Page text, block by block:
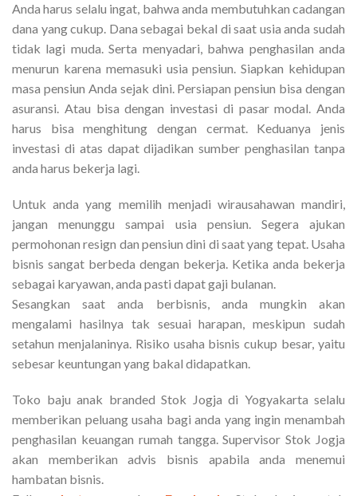
Anda harus selalu ingat, bahwa anda membutuhkan cadangan
dana yang cukup. Dana sebagai bekal di saat usia anda sudah
tidak lagi muda. Serta menyadari, bahwa penghasilan anda
menurun karena memasuki usia pensiun. Siapkan kehidupan
masa pensiun Anda sejak dini. Persiapan pensiun bisa dengan
asuransi. Atau bisa dengan investasi di pasar modal. Anda
harus bisa menghitung dengan cermat. Keduanya jenis
investasi di atas dapat dijadikan sumber penghasilan tanpa
anda harus bekerja lagi.
Untuk anda yang memilih menjadi wirausahawan mandiri,
jangan menunggu sampai usia pensiun. Segera ajukan
permohonan resign dan pensiun dini di saat yang tepat. Usaha
bisnis sangat berbeda dengan bekerja. Ketika anda bekerja
sebagai karyawan, anda pasti dapat gaji bulanan.
Sesangkan saat anda berbisnis, anda mungkin akan
mengalami hasilnya tak sesuai harapan, meskipun sudah
setahun menjalaninya. Risiko usaha bisnis cukup besar, yaitu
sebesar keuntungan yang bakal didapatkan.
Toko baju anak branded Stok Jogja di Yogyakarta selalu
memberikan peluang usaha bagi anda yang ingin menambah
penghasilan keuangan rumah tangga. Supervisor Stok Jogja
akan memberikan advis bisnis apabila anda menemui
hambatan bisnis.